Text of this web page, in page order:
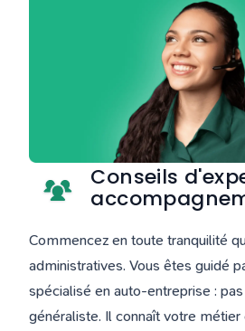
Conseils
Commencez en toute tranquilité
administratives. Vous êtes guidé
spécialisé en auto-entreprise :
généraliste. Il connaît votre